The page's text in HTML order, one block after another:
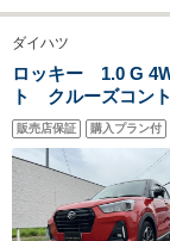
ダイハツ
ロッキー 1.0 G
ト クルーズコン
ビ 全方位カメラ
ー ETC ドライブ
販売店保証 購入プラン付